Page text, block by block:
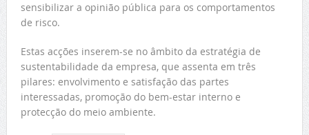
sensibilizar a opinião pública para os comportamentos
de risco.
Estas acções inserem-se no âmbito da estratégia de
sustentabilidade da empresa, que assenta em três
pilares: envolvimento e satisfação das partes
interessadas, promoção do bem-estar interno e
protecção do meio ambiente.